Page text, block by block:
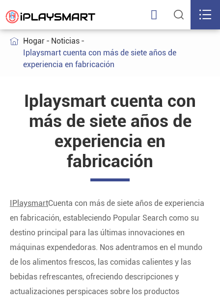
  
 Hogar
Noticias
Iplaysmart cuenta con más de siete años de
experiencia en fabricación
Iplaysmart cuenta con
más de siete años de
experiencia en
fabricación
IPlaysmartCuenta con más de siete años de experiencia
en fabricación, estableciendo Popular Search como su
destino principal para las últimas innovaciones en
máquinas expendedoras. Nos adentramos en el mundo
de los alimentos frescos, las comidas calientes y las
bebidas refrescantes, ofreciendo descripciones y
actualizaciones perspicaces sobre los productos